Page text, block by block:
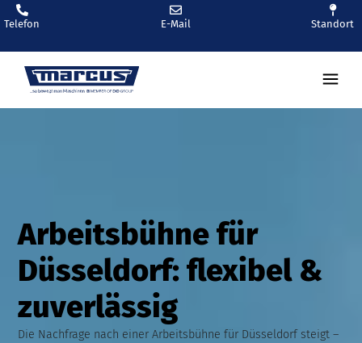
Telefon E-Mail Standort
Arbeitsbühne für
Düsseldorf: flexibel &
zuverlässig
Die Nachfrage nach einer Arbeitsbühne für Düsseldorf steigt –